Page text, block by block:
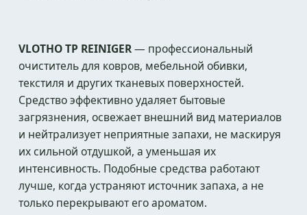
VLOTHO TP REINIGER— профессиональный
очиститель для ковров, мебельной обивки,
текстиля и других тканевых поверхностей.
Средство эффективно удаляет бытовые
загрязнения, освежает внешний вид материалов
и нейтрализует неприятные запахи, не маскируя
их сильной отдушкой, а уменьшая их
интенсивность. Подобные средства работают
лучше, когда устраняют источник запаха, а не
только перекрывают его ароматом.